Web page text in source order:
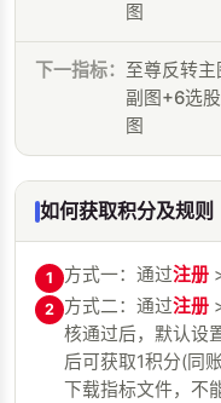
图
下一指标：
至尊反转
副图+6选
图
如何获取积分及规则
1 方式一：通过注册
2 方式二：通过注册
核通过后，默认设
后可获取1积分(同
下载指标文件，不